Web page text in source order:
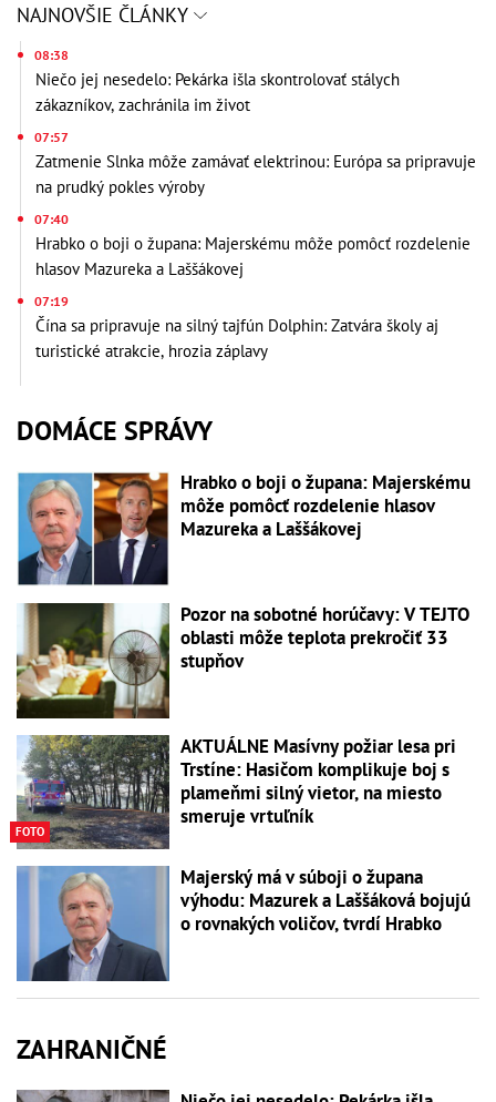
NAJNOVŠIE ČLÁNKY
08:38
Niečo jej nesedelo: Pekárka išla skontrolovať stálych
zákazníkov, zachránila im život
07:57
Zatmenie Slnka môže zamávať elektrinou: Európa sa pripravuje
na prudký pokles výroby
07:40
Hrabko o boji o župana: Majerskému môže pomôcť rozdelenie
hlasov Mazureka a Laššákovej
07:19
Čína sa pripravuje na silný tajfún Dolphin: Zatvára školy aj
turistické atrakcie, hrozia záplavy
DOMÁCE SPRÁVY
Hrabko o boji o župana: Majerskému
môže pomôcť rozdelenie hlasov
Mazureka a Laššákovej
Pozor na sobotné horúčavy: V TEJTO
oblasti môže teplota prekročiť 33
stupňov
FOTO
AKTUÁLNE Masívny požiar lesa pri
Trstíne: Hasičom komplikuje boj s
plameňmi silný vietor, na miesto
smeruje vrtuľník
Majerský má v súboji o župana
výhodu: Mazurek a Laššáková bojujú
o rovnakých voličov, tvrdí Hrabko
ZAHRANIČNÉ